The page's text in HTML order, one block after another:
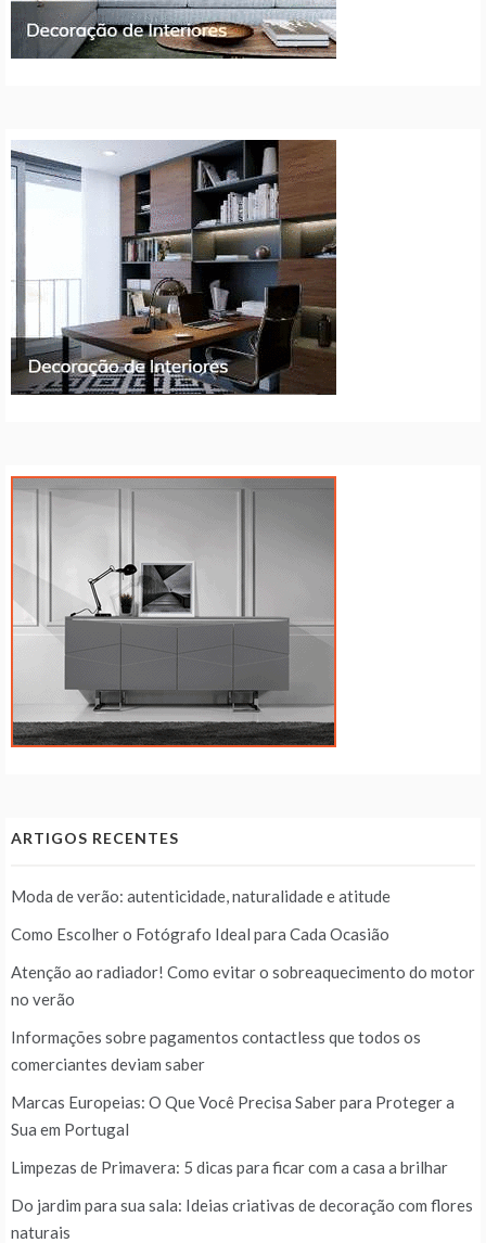
ARTIGOS RECENTES
Moda de verão: autenticidade, naturalidade e atitude
Como Escolher o Fotógrafo Ideal para Cada Ocasião
Atenção ao radiador! Como evitar o sobreaquecimento do motor
no verão
Informações sobre pagamentos contactless que todos os
comerciantes deviam saber
Marcas Europeias: O Que Você Precisa Saber para Proteger a
Sua em Portugal
Limpezas de Primavera: 5 dicas para ficar com a casa a brilhar
Do jardim para sua sala: Ideias criativas de decoração com flores
naturais